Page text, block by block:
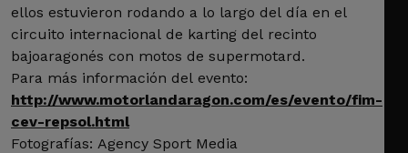
ellos estuvieron rodando a lo largo del día en el
circuito internacional de karting del recinto
bajoaragonés con motos de supermotard.
Para más información del evento:
http://www.motorlandaragon.com/es/evento/fim-
cev-repsol.html
Fotografías: Agency Sport Media